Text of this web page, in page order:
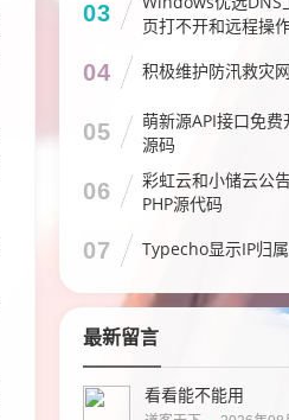
03
页打不开和远程操
04 积极维护防汛救灾
05
萌新源API接口免
源码
06
彩虹云和小储云公
PHP源代码
07 Typecho显示IP归
最新留言
看看能不能用